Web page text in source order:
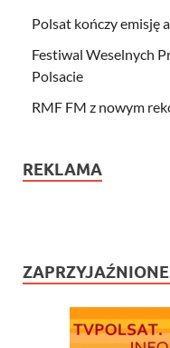
Polsat kończy emisję
Festiwal Weselnych
Polsacie
RMF FM z nowym
REKLAMA
ZAPRZYJAŹNIONE